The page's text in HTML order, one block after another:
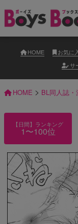
HOME お気に
サ
HOME > BL同人誌・
【日間】ランキング
1〜100位